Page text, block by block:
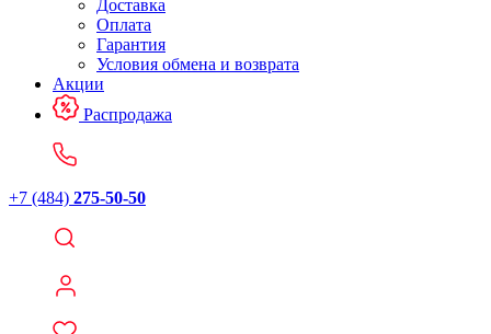
Доставка
Оплата
Гарантия
Условия обмена и возврата
Акции
Распродажа
+7 (484) 275-50-50